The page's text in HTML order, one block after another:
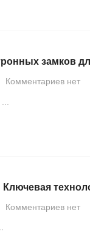
замков
Комментариев нет
Комментариев нет